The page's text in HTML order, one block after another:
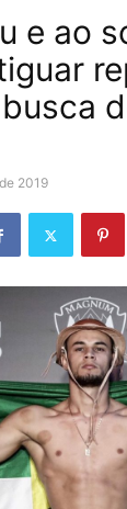
e ao
2019